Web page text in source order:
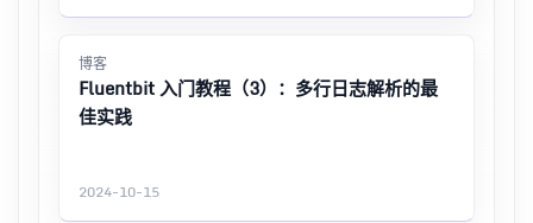
博客
Fluentbit 入门教程（3）：多行日志解析的最
佳实践
2024-10-15